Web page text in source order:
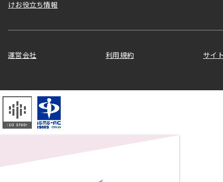
けお役立ち情報
運営会社 利用規約 サイ